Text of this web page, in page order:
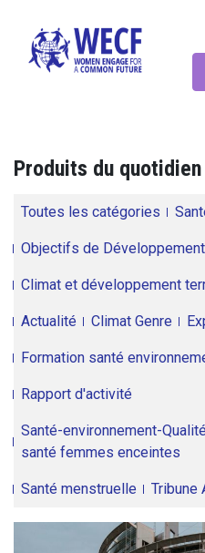
Produits du quotidien
Toutes les catégories
Objectifs de
Climat et développement
Actualité Climat Genre
Formation santé
Rapport d'activité
Santé-environnement-
santé femmes enceintes
Santé menstruelle Tribune